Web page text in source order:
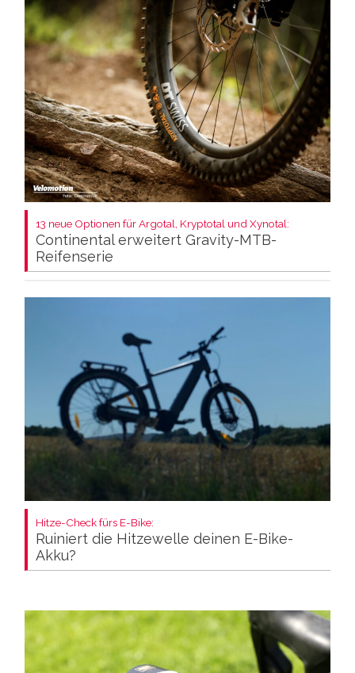
13 neue Optionen für Argotal, Kryptotal und Xynotal:
Continental erweitert Gravity-MTB-
Reifenserie
Hitze-Check fürs E-Bike:
Ruiniert die Hitzewelle deinen E-Bike-
Akku?